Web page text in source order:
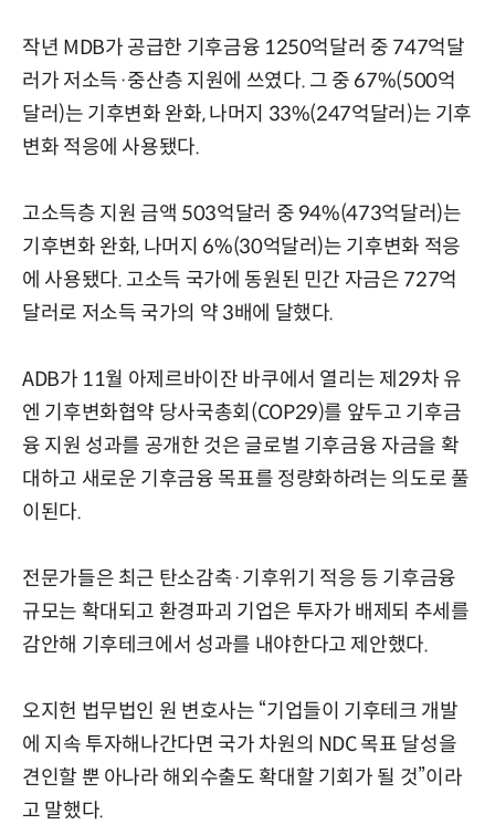
작년 MDB가 공급한 기후금융 1250억달러 중 747억달
러가 저소득·중산층 지원에 쓰였다. 그 중 67%(500억
달러)는 기후변화 완화, 나머지 33%(247억달러)는 기후
변화 적응에 사용됐다.
고소득층 지원 금액 503억달러 중 94%(473억달러)는
기후변화 완화, 나머지 6%(30억달러)는 기후변화 적응
에 사용됐다. 고소득 국가에 동원된 민간 자금은 727억
달러로 저소득 국가의 약 3배에 달했다.
ADB가 11월 아제르바이잔 바쿠에서 열리는 제29차 유
엔 기후변화협약 당사국총회(COP29)를 앞두고 기후금
융 지원 성과를 공개한 것은 글로벌 기후금융 자금을 확
대하고 새로운 기후금융 목표를 정량화하려는 의도로 풀
이된다.
전문가들은 최근 탄소감축·기후위기 적응 등 기후금융
규모는 확대되고 환경파괴 기업은 투자가 배제되 추세를
감안해 기후테크에서 성과를 내야한다고 제안했다.
오지헌 법무법인 원 변호사는 “기업들이 기후테크 개발
에 지속 투자해나간다면 국가 차원의 NDC 목표 달성을
견인할 뿐 아나라 해외수출도 확대할 기회가 될 것”이라
고 말했다.